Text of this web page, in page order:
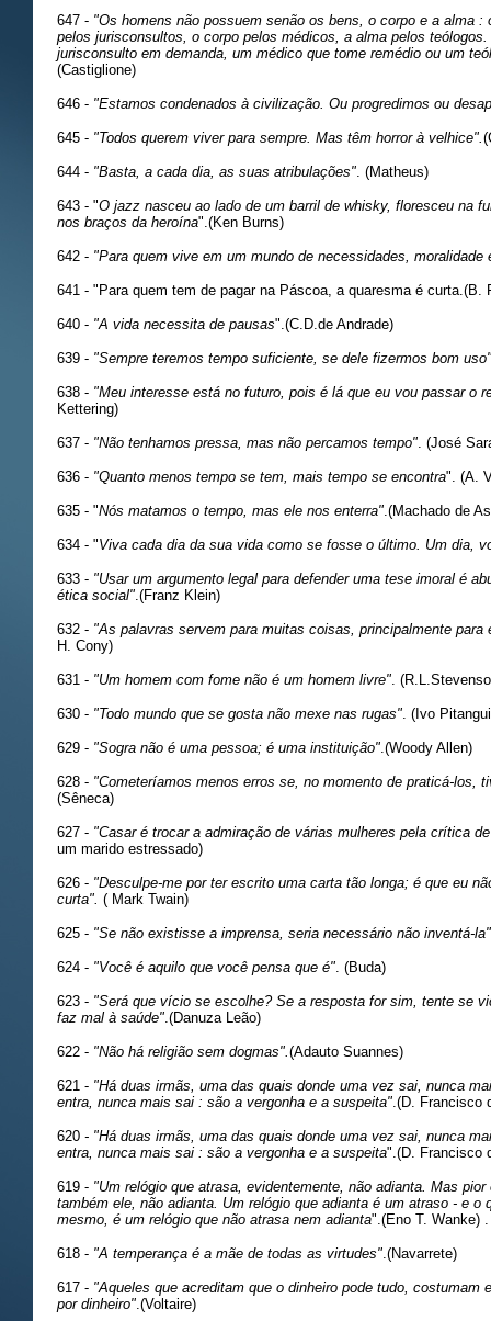
647 - "Os homens não possuem senão os bens, o corpo e a alma
pelos jurisconsultos, o corpo pelos médicos, a alma pelos
jurisconsulto em demanda, um médico que tome remédio ou um
(Castiglione)
646 - "Estamos condenados à civilização. Ou progredimos ou
645 - "Todos querem viver para sempre. Mas têm horror à velhice".
644 - "Basta, a cada dia, as suas atribulações" . (Matheus)
643 - "O jazz nasceu ao lado de um barril de whisky, floresceu na
nos braços da heroína".(Ken Burns)
642 - "Para quem vive em um mundo de necessidades, moralidade
641 - "Para quem tem de pagar na Páscoa, a quaresma é curta.(B.
640 - "A vida necessita de pausas".(C.D.de Andrade)
639 - "Sempre teremos tempo suficiente, se dele fizermos bom uso"
638 - "Meu interesse está no futuro, pois é lá que eu vou passar o
Kettering)
637 - "Não tenhamos pressa, mas não percamos tempo" . (José
636 - "Quanto menos tempo se tem, mais tempo se encontra". (A.
635 - "Nós matamos o tempo, mas ele nos enterra" .(Machado de
634 - "Viva cada dia da sua vida como se fosse o último. Um dia,
633 - "Usar um argumento legal para defender uma tese imoral é
ética social" .(Franz Klein)
632 - "As palavras servem para muitas coisas, principalmente para
H. Cony)
631 - "Um homem com fome não é um homem livre" .
630 - "Todo mundo que se gosta não mexe nas rugas" . (Ivo
629 - "Sogra não é uma pessoa; é uma instituição" .(Woody Allen)
628 - "Cometeríamos menos erros se, no momento de praticá-los,
(Sêneca)
627 - "Casar é trocar a admiração de várias mulheres pela crítica
um marido estressado)
626 - "Desculpe-me por ter escrito uma carta tão longa; é que eu
curta". ( Mark Twain)
625 - "Se não existisse a imprensa, seria necessário não inventá-la"
624 - "Você é aquilo que você pensa que é" . (Buda)
623 - "Será que vício se escolhe? Se a resposta for sim, tente se
faz mal à saúde" .(Danuza Leão)
622 - "Não há religião sem dogmas". (Adauto Suannes)
621 - "Há duas irmãs, uma das quais donde uma vez sai, nunca
entra, nunca mais sai : são a vergonha e a suspeita" .(D. Francisco
620 - "Há duas irmãs, uma das quais donde uma vez sai, nunca
entra, nunca mais sai : são a vergonha e a suspeita".(D. Francisco
619 - "Um relógio que atrasa, evidentemente, não adianta. Mas
também ele, não adianta. Um relógio que adianta é um atraso - e o
mesmo, é um relógio que não atrasa nem adianta".(Eno T. Wanke) .
618 - "A temperança é a mãe de todas as virtudes" .(Navarrete)
617 - "Aqueles que acreditam que o dinheiro pode tudo, costumam
por dinheiro" .(Voltaire)